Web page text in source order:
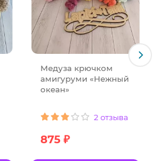
Медуза крючком
амигуруми «Нежный
океан»
2 отзыва
875 ₽